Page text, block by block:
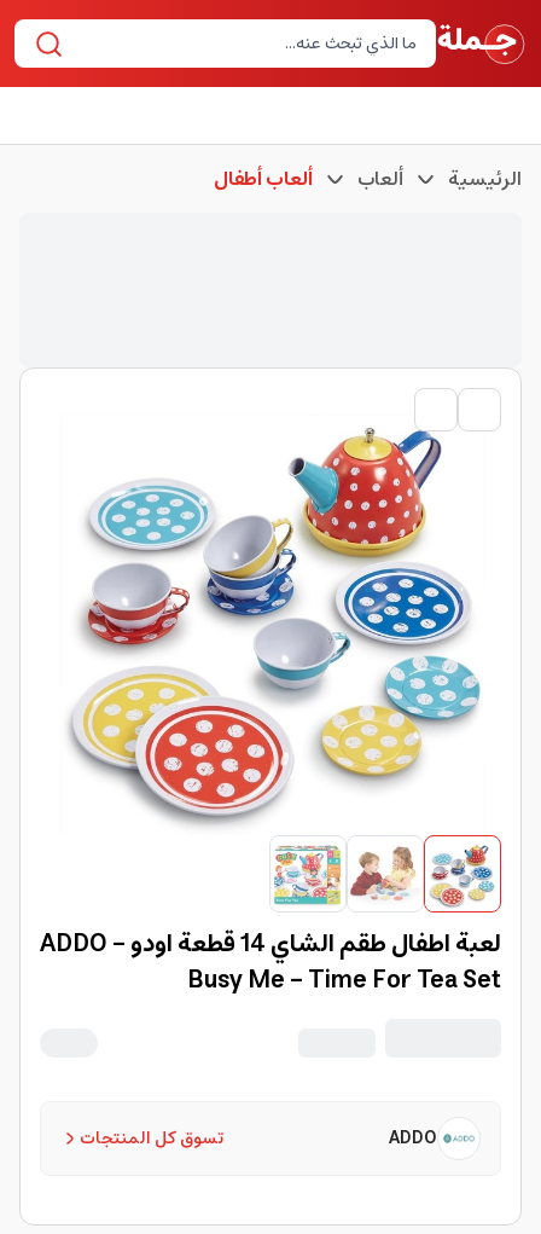
الرئيسية ألعاب ألعاب أطفال
لعبة اطفال طقم الشاي 14 قطعة اودو ADDO -
Busy Me - Time For Tea Set
تسوق كل المنتجات ADDO